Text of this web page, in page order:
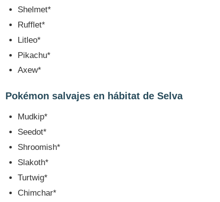
Shelmet*
Rufflet*
Litleo*
Pikachu*
Axew*
Pokémon salvajes en hábitat de Selva
Mudkip*
Seedot*
Shroomish*
Slakoth*
Turtwig*
Chimchar*